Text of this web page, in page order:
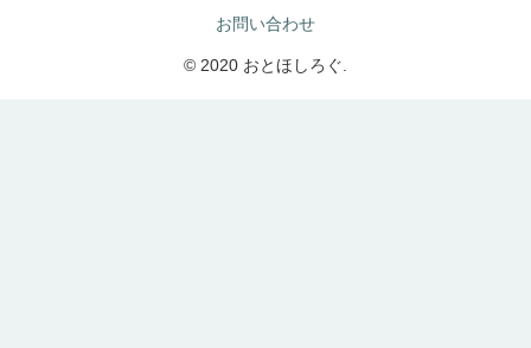
お問い合わせ
© 2020 おとほしろぐ.